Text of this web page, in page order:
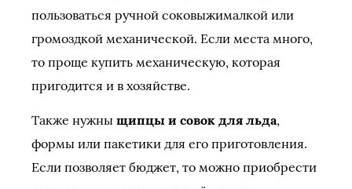
пользоваться ручной соковыжималкой или
громоздкой механической. Если места много,
то проще купить механическую, которая
пригодится и в хозяйстве.
Также нужны щипцы и совок для льда,
формы или пакетики для его приготовления.
Если позволяет бюджет, то можно приобрести